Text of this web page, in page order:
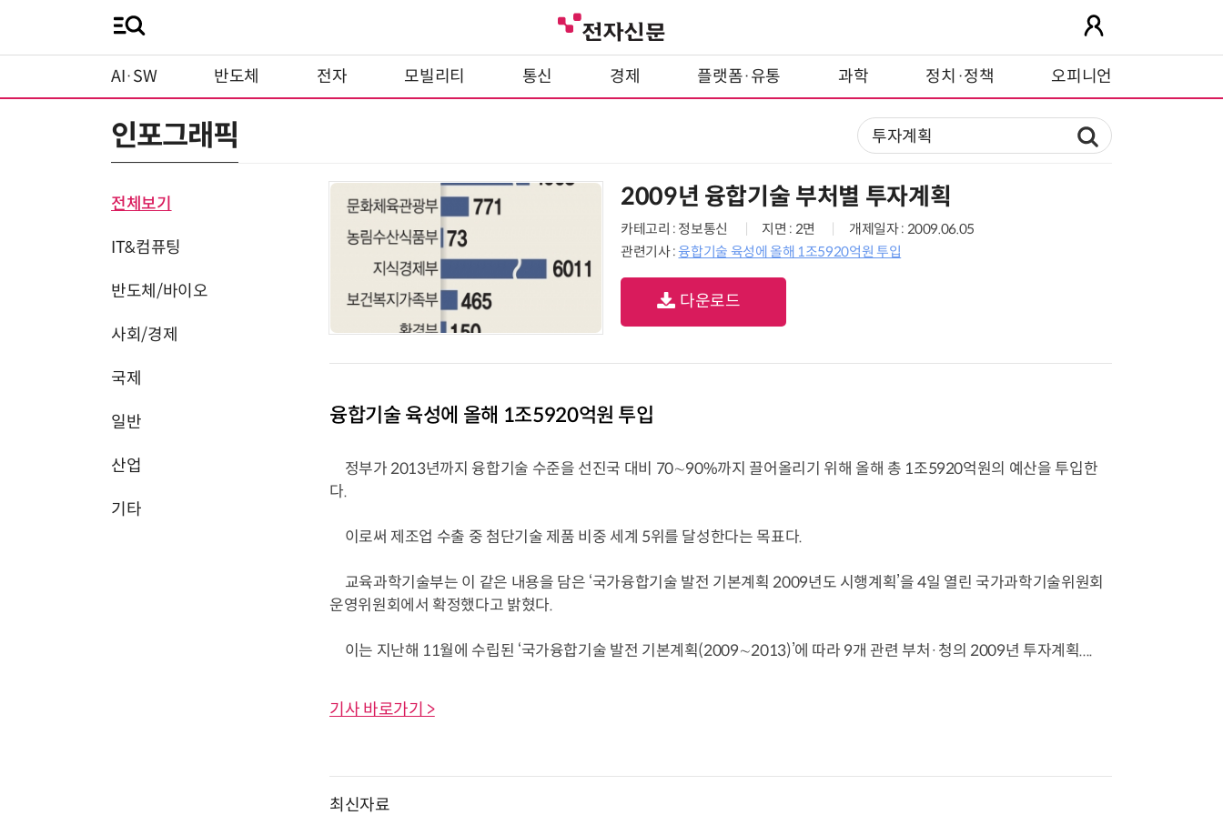
AI·SW 반도체 전자 모빌리티 통신 경제 플랫폼·유통 과학 정치·정책 오피니언
인포그래픽
전체보기
IT&컴퓨팅
반도체/바이오
사회/경제
국제
일반
산업
기타
2009년 융합기술 부처별 투자계획
카테고리 : 정보통신 지면 : 2면
개제일자 : 2009.06.05
관련기사 :융합기술 육성에 올해 1조5920억원 투입
다운로드
융합기술 육성에 올해 1조5920억원 투입
정부가 2013년까지 융합기술 수준을 선진국 대비 70∼90%까지 끌어올리기 위해 올해 총 1조5920억원의 예산을 투입한
다.
이로써 제조업 수출 중 첨단기술 제품 비중 세계 5위를 달성한다는 목표다.
교육과학기술부는 이 같은 내용을 담은 ‘국가융합기술 발전 기본계획 2009년도 시행계획’을 4일 열린 국가과학기술위원회
운영위원회에서 확정했다고 밝혔다.
이는 지난해 11월에 수립된 ‘국가융합기술 발전 기본계획(2009∼2013)’에 따라 9개 관련 부처·청의 2009년 투자계획....
기사 바로가기 >
최신자료